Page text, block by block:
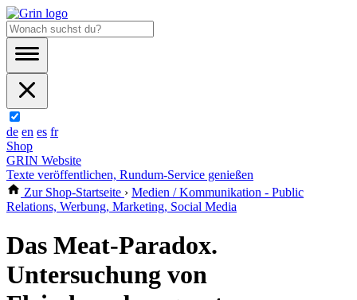
de en es fr
Shop
GRIN Website
Texte veröffentlichen, Rundum-Service genießen
Zur Shop-Startseite › Medien / Kommunikation - Public
Relations, Werbung, Marketing, Social Media
Das Meat-Paradox.
Untersuchung von